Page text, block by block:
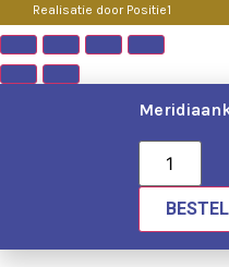
Realisatie door Positie1